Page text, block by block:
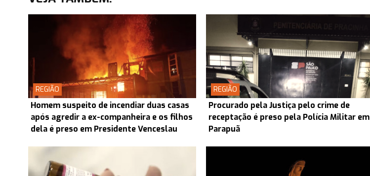
REGIÃO
Homem suspeito de incendiar duas casas
após agredir a ex-companheira e os filhos
dela é preso em Presidente Venceslau
REGIÃO
Procurado pela Justiça pelo crime de
receptação é preso pela Polícia Militar em
Parapuã